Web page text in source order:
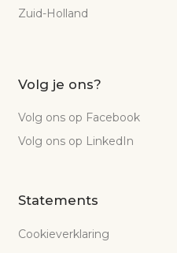
Zuid-Holland
Volg je ons?
Volg ons op Facebook
Volg ons op LinkedIn
Statements
Cookieverklaring